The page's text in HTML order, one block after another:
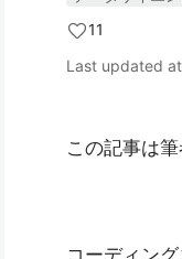
11
Last updated at
この記事は
コーディン